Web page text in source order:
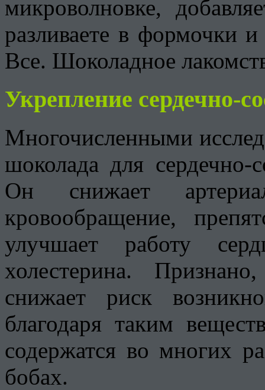
микроволновке,
разливаете в формочки
Все. Шоколадное
Укрепление сердечно-
Многочисленными
шоколада для сердечно-
Он снижает
кровообращение,
улучшает работу
холестерина.
снижает риск
благодаря таким
содержатся во многих
бобах.